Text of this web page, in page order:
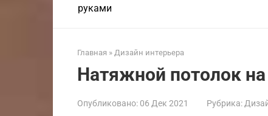
руками
Главная » Дизайн интерьера
Натяжной потолок
Опубликовано: 06 Дек 2021 Рубрика: